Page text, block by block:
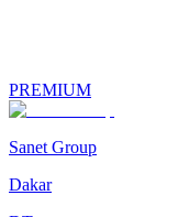
PREMIUM
Sanet Group
Dakar